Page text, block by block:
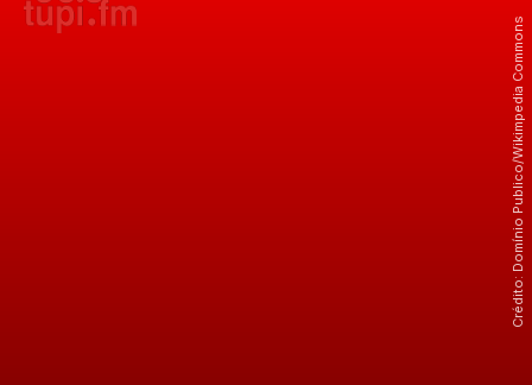
Crédito: Domínio Publico/Wikimpedia Commons